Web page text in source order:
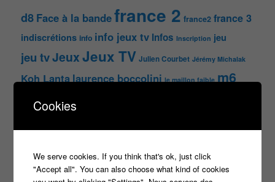
d8 Face à la bandefrance 2 france2 france 3
indiscrétions info info jeux tv Infos Inscription jeu
jeu tvJeuxJeux TV Julien Courbet Jérémy Michalak
Koh Lanta laurence boccolini le maillon faible m6
n'oubliez pas les paroles
Olivier Minne pékin express révélation tf1 TLMVPSP
Cookies
We serve cookies. If you think that's ok, just click
"Accept all". You can also choose what kind of cookies